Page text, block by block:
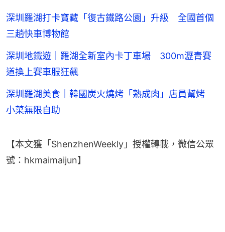
深圳羅湖打卡寶藏「復古鐵路公園」升級 全國首個
三趟快車博物館
深圳地鐵遊｜羅湖全新室內卡丁車場 300m瀝青賽
道換上賽車服狂飆
深圳羅湖美食｜韓國炭火燒烤「熟成肉」店員幫烤
小菜無限自助
【本文獲「ShenzhenWeekly」授權轉載，微信公眾
號：hkmaimaijun】